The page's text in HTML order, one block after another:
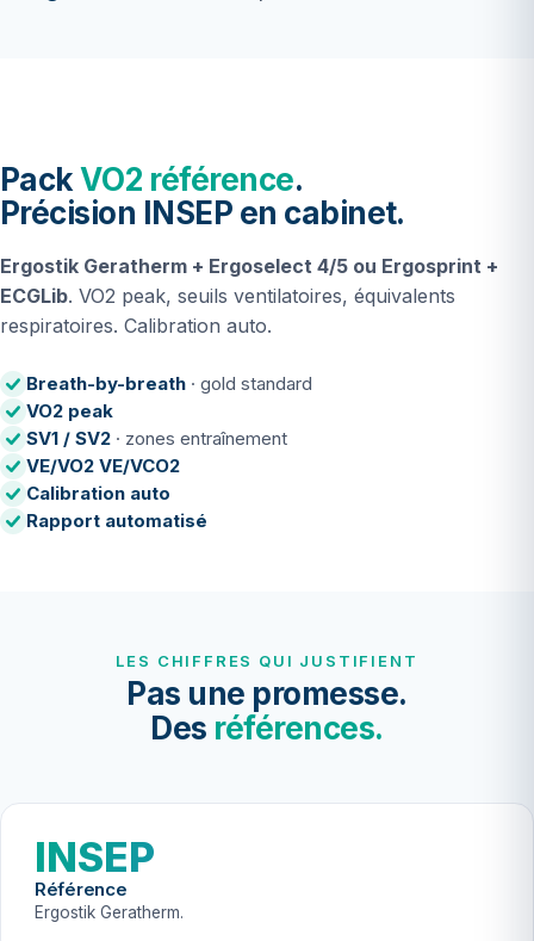
PackVO2 référence.
Précision INSEP en cabinet.
Ergostik Geratherm + Ergoselect 4/5 ou Ergosprint +
ECGLib. VO2 peak, seuils ventilatoires, équivalents
respiratoires. Calibration auto.
Breath-by-breath · gold standard
VO2 peak
SV1 / SV2 · zones entraînement
VE/VO2 VE/VCO2
Calibration auto
Rapport automatisé
LES CHIFFRES QUI JUSTIFIENT
Pas une promesse.
Des références.
INSEP
Référence
Ergostik Geratherm.